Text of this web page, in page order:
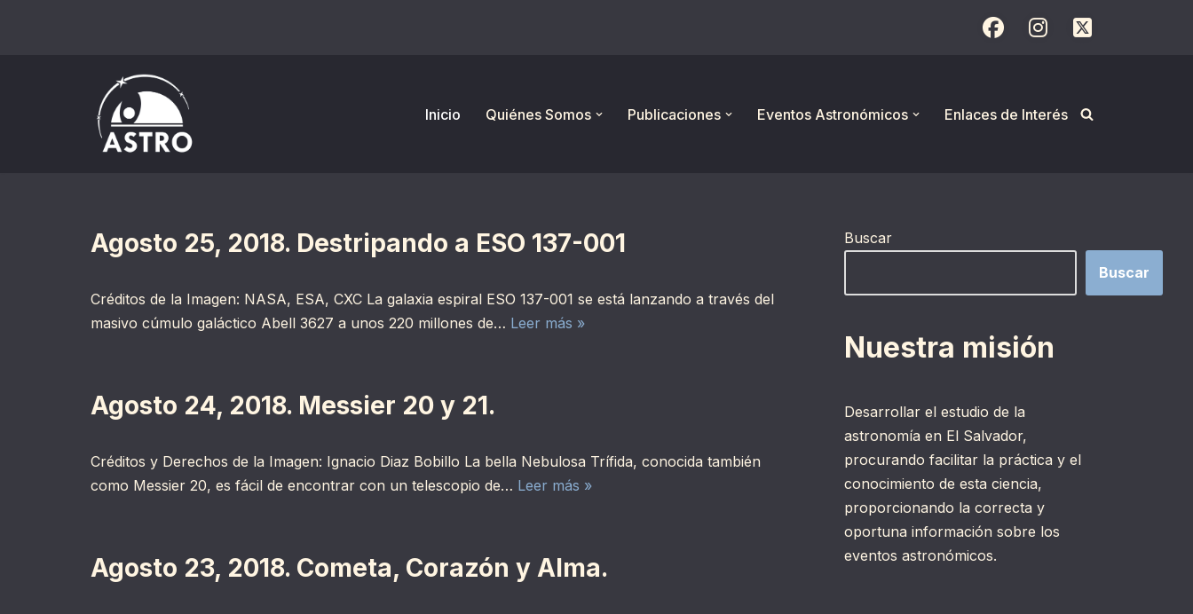
Inicio
Quiénes Somos Publicaciones Eventos Astronómicos Enlaces de Interés
Agosto 25, 2018. Destripando a ESO 137-001
Créditos de la Imagen: NASA, ESA, CXC La galaxia espiral ESO 137-001 se está lanzando a través del
masivo cúmulo galáctico Abell 3627 a unos 220 millones de… Leer más »
Agosto 24, 2018. Messier 20 y 21.
Créditos y Derechos de la Imagen: Ignacio Diaz Bobillo La bella Nebulosa Trífida, conocida también
como Messier 20, es fácil de encontrar con un telescopio de… Leer más »
Agosto 23, 2018. Cometa, Corazón y Alma.
Buscar
Buscar
Nuestra misión
Desarrollar el estudio de la
astronomía en El Salvador,
procurando facilitar la práctica y el
conocimiento de esta ciencia,
proporcionando la correcta y
oportuna información sobre los
eventos astronómicos.